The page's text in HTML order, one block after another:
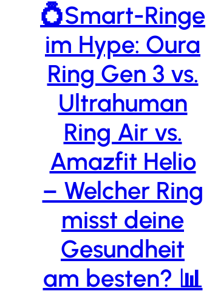
💍Smart-Ringe
im Hype: Oura
Ring Gen 3 vs.
Ultrahuman
Ring Air vs.
Amazfit Helio
– Welcher Ring
misst deine
Gesundheit
am besten? 📊